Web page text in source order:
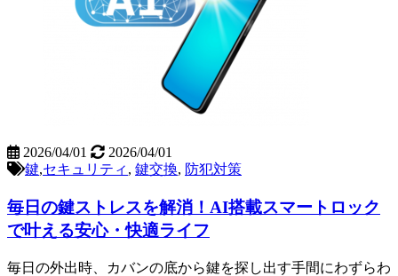
2026/04/01
2026/04/01
鍵,セキュリティ , 鍵交換, 防犯対策
毎日の鍵ストレスを解消！AI搭載スマートロック
で叶える安心・快適ライフ
毎日の外出時、カバンの底から鍵を探し出す手間にわずらわ